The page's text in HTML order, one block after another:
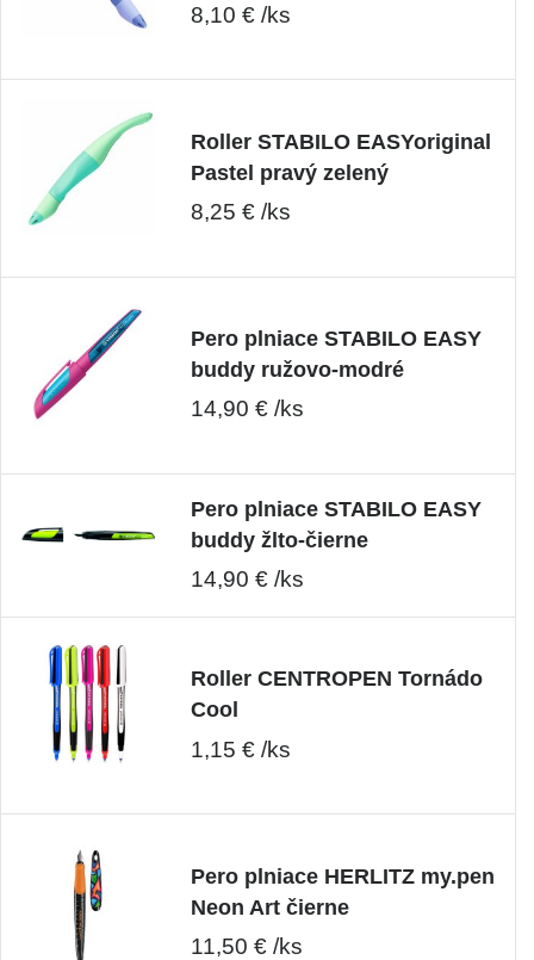
8,10 € /ks
Roller STABILO EASYoriginal
Pastel pravý zelený
8,25 € /ks
Pero plniace STABILO EASY
buddy ružovo-modré
14,90 € /ks
Pero plniace STABILO EASY
buddy žlto-čierne
14,90 € /ks
Roller CENTROPEN Tornádo
Cool
1,15 € /ks
Pero plniace HERLITZ my.pen
Neon Art čierne
11,50 € /ks